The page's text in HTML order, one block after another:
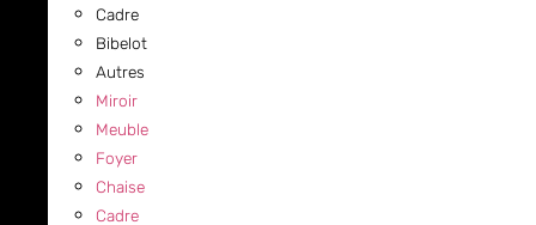
Cadre
Bibelot
Autres
Miroir
Meuble
Foyer
Chaise
Cadre